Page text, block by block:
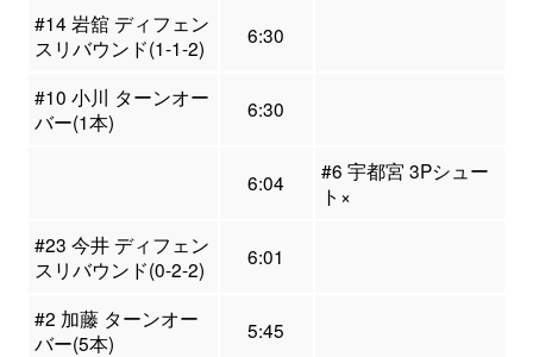
#14 岩舘 ディフェン
スリバウンド(1-1-2)
6:30
#10 小川 ターンオー
バー(1本)
6:30
6:04
#6 宇都宮 3Pシュー
ト×
#23 今井 ディフェン
スリバウンド(0-2-2)
6:01
#2 加藤 ターンオー
バー(5本)
5:45